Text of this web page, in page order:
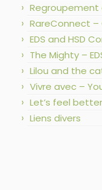
Regroupement
RareConnect –
EDS and HSD
The Mighty –
Lilou and the
Vivre avec –
Let’s feel better
Liens divers